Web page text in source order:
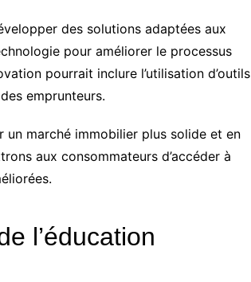
des solutions adaptées aux
pour améliorer le processus
pourrait inclure l’utilisation d’outils
emprunteurs.
marché immobilier plus solide et en
aux consommateurs d’accéder à
l’éducation